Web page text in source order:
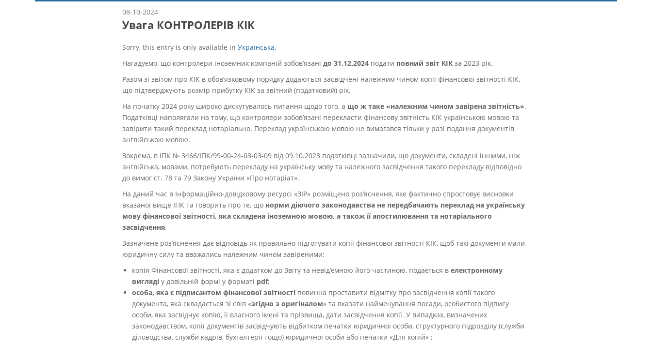
08-10-2024
Увага КОНТРОЛЕРІВ КІК
Sorry, this entry is only available in Українська.
Нагадуємо, що контролери іноземних компаній зобов’язані до 31.12.2024 подати повний звіт КІК за 2023 рік.
Разом зі звітом про КІК в обов’язковому порядку додаються засвідчені належним чином копії фінансової звітності КІК,
що підтверджують розмір прибутку КІК за звітний (податковий) рік.
На початку 2024 року широко дискутувалось питання щодо того, а що ж таке «належним чином завірена звітність».
Податківці наполягали на тому, що контролери зобов’язані перекласти фінансову звітність КІК українською мовою та
завірити такий переклад нотаріально. Переклад українською мовою не вимагався тільки у разі подання документів
англійською мовою.
Зокрема, в ІПК № 3466/ІПК/99-00-24-03-03-09 від 09.10.2023 податківці зазначили, що документи, складені іншими, ніж
англійська, мовами, потребують перекладу на українську мову та належного засвідчення такого перекладу відповідно
до вимог ст. 78 та 79 Закону України «Про нотаріат».
На даний час в Інформаційно-довідковому ресурсі «ЗІР» розміщено роз’яснення, яке фактично спростовує висновки
вказаної вище ІПК та говорить про те, що норми діючого законодавства не передбачають переклад на українську
мову фінансової звітності, яка складена іноземною мовою, а також її апостилювання та нотаріального
засвідчення.
Зазначене роз’яснення дає відповідь як правильно підготувати копії фінансової звітності КІК, щоб такі документи мали
юридичну силу та вважались належним чином завіреними:
копія Фінансової звітності, яка є додатком до Звіту та невід’ємною його частиною, подається в електронному
вигляді у довільній формі у форматі pdf;
особа, яка є підписантом фінансової звітності повинна проставити відмітку про засвідчення копії такого
документа, яка складається зі слів «згідно з оригіналом» та вказати найменування посади, особистого підпису
особи, яка засвідчує копію, її власного імені та прізвища, дати засвідчення копії. У випадках, визначених
законодавством, копії документів засвідчують відбитком печатки юридичної особи, структурного підрозділу (служби
діловодства, служби кадрів, бухгалтерії тощо) юридичної особи або печатки «Для копій» ;